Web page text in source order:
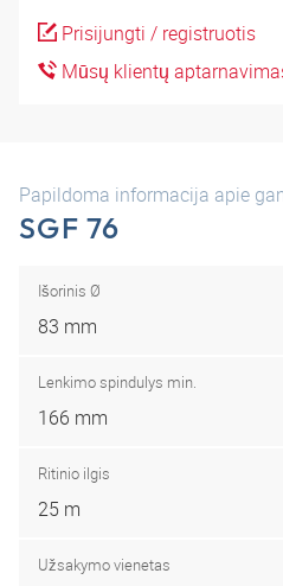
Prisijungti / registruotis
Mūsų klientų
Papildoma informacija apie
SGF 76
Išorinis Ø
83 mm
Lenkimo spindulys min.
166 mm
Ritinio ilgis
25 m
Užsakymo vienetas